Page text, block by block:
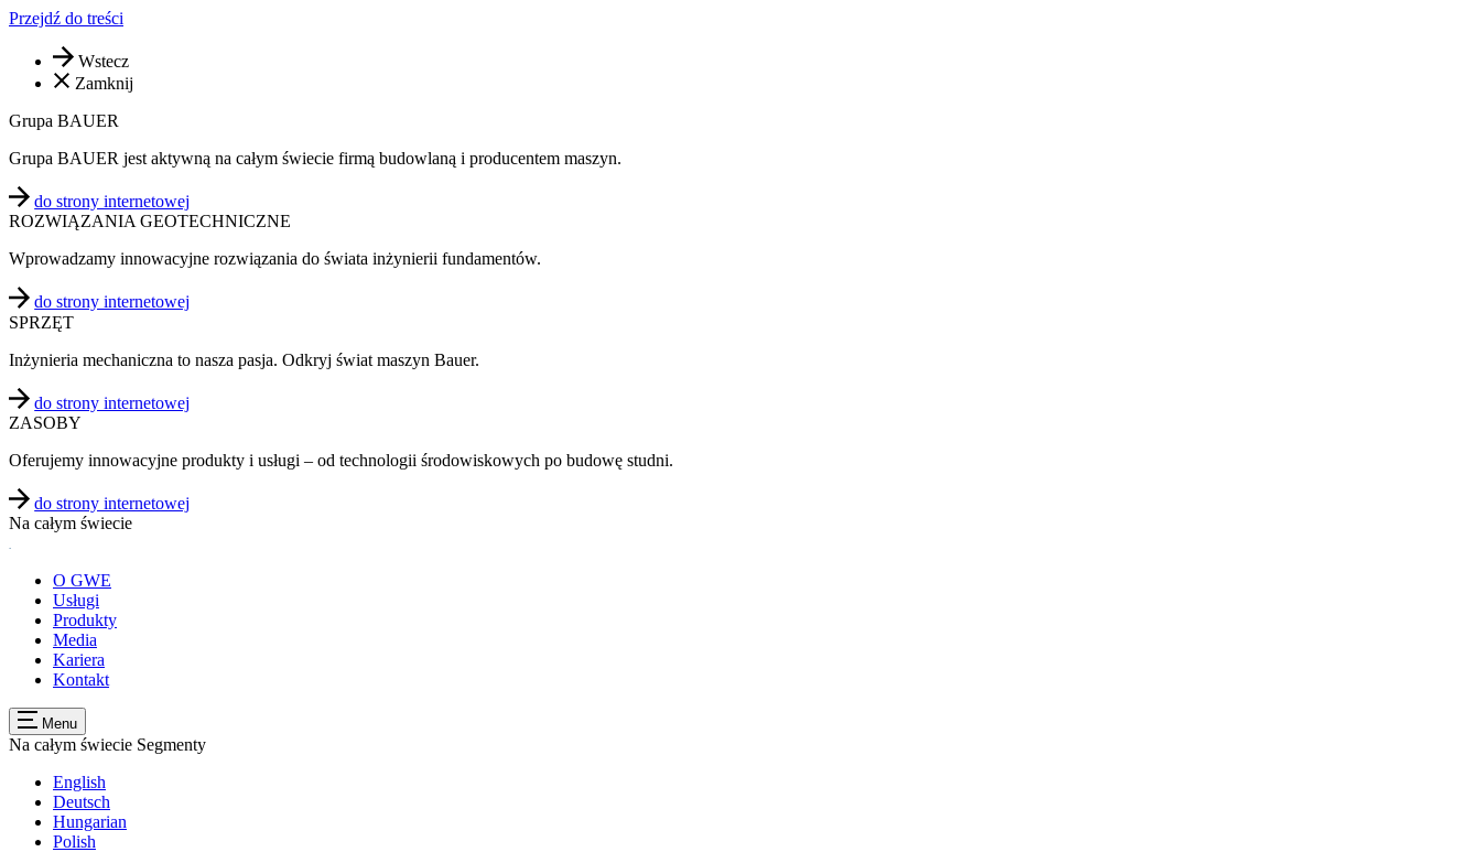
Przejdź do treści
Wstecz
Zamknij
Grupa BAUER
Grupa BAUER jest aktywną na całym świecie firmą budowlaną i producentem maszyn.
do strony internetowej
ROZWIĄZANIA GEOTECHNICZNE
Wprowadzamy innowacyjne rozwiązania do świata inżynierii fundamentów.
do strony internetowej
SPRZĘT
Inżynieria mechaniczna to nasza pasja. Odkryj świat maszyn Bauer.
do strony internetowej
ZASOBY
Oferujemy innowacyjne produkty i usługi – od technologii środowiskowych po budowę studni.
do strony internetowej
Na całym świecie
O GWE
Usługi
Produkty
Media
Kariera
Kontakt
Menu
Na całym świecie Segmenty
English
Deutsch
Hungarian
Polish